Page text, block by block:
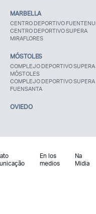
MARBELLA
CENTRO DEPORTIVO
CENTRO DEPORTIVO SUPERA
MIRAFLORES
MÓSTOLES
COMPLEJO DEPORTIVO SUPERA
MÓSTOLES
COMPLEJO DEPORTIVO SUPERA
FUENSANTA
OVIEDO
En los
medios
Na
Midia